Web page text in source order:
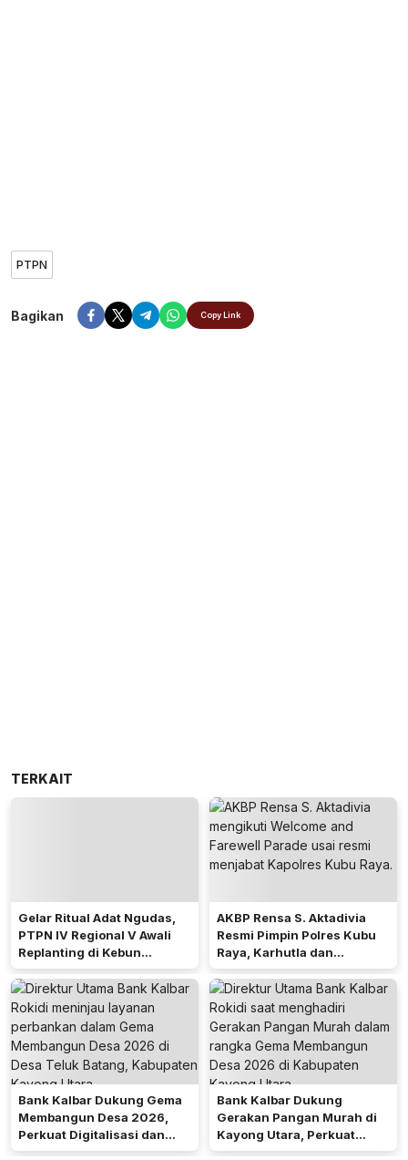
PTPN
Bagikan Copy Link
TERKAIT
Gelar Ritual Adat Ngudas,
PTPN IV Regional V Awali
Replanting di Kebun
Kembayan
AKBP Rensa S. Aktadivia
Resmi Pimpin Polres Kubu
Raya, Karhutla dan
Pelayanan Publik Jadi
Prioritas
Bank Kalbar Dukung Gema
Membangun Desa 2026,
Perkuat Digitalisasi dan
Ekonomi Desa Teluk Batang
Bank Kalbar Dukung
Gerakan Pangan Murah di
Kayong Utara, Perkuat
Akses Keuangan